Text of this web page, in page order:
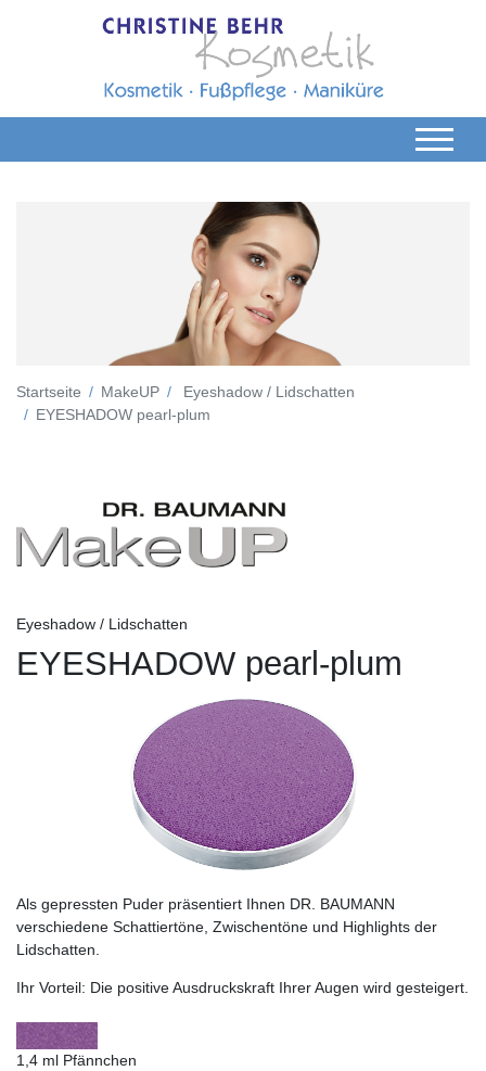
Startseite MakeUP
Eyeshadow / Lidschatten
EYESHADOW pearl-plum
Eyeshadow / Lidschatten
EYESHADOW pearl-plum
Als gepressten Puder präsentiert Ihnen DR. BAUMANN
verschiedene Schattiertöne, Zwischentöne und Highlights der
Lidschatten.
Ihr Vorteil: Die positive Ausdruckskraft Ihrer Augen wird gesteigert.
1,4 ml Pfännchen